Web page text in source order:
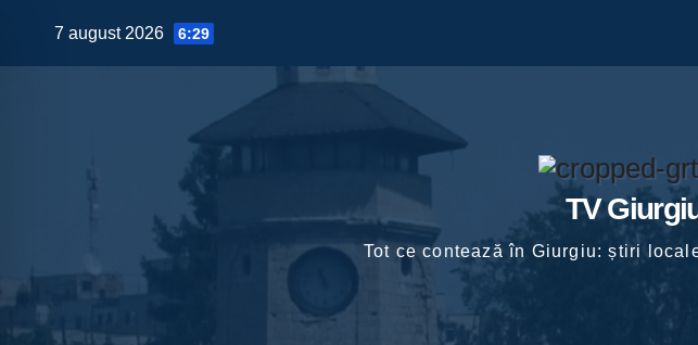
7 august 2026 6:29
TV
Tot ce contează în Giurgiu: știri